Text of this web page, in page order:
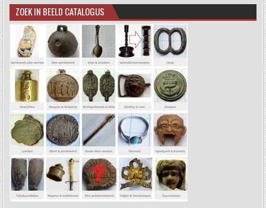
ZOEK IN BEELD CATALOGUS